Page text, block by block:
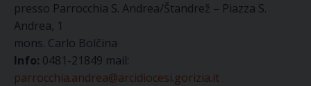
presso Parrocchia S. Andrea/Štandrež – Piazza S.
Andrea, 1
mons. Carlo Bolčina
Info: 0481-21849 mail:
parrocchia.andrea@arcidiocesi.gorizia.it